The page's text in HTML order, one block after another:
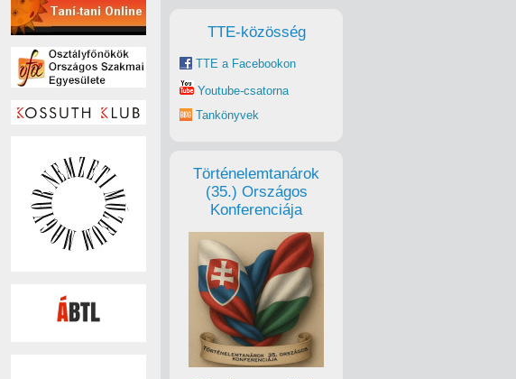
TTE-közösség
TTE a Facebookon
Youtube-csatorna
Tankönyvek
Történelemtanárok
(35.) Országos
Konferenciája